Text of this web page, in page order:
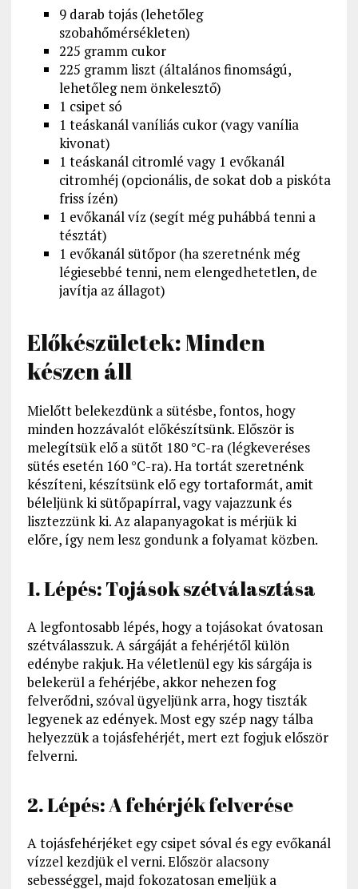
9 darab tojás (lehetőleg
szobahőmérsékleten)
225 gramm cukor
225 gramm liszt (általános finomságú,
lehetőleg nem önkelesztő)
1 csipet só
1 teáskanál vaníliás cukor (vagy vanília
kivonat)
1 teáskanál citromlé vagy 1 evőkanál
citromhéj (opcionális, de sokat dob a piskóta
friss ízén)
1 evőkanál víz (segít még puhábbá tenni a
tésztát)
1 evőkanál sütőpor (ha szeretnénk még
légiesebbé tenni, nem elengedhetetlen, de
javítja az állagot)
Előkészületek: Minden
készen áll
Mielőtt belekezdünk a sütésbe, fontos, hogy
minden hozzávalót előkészítsünk. Először is
melegítsük elő a sütőt 180 °C-ra (légkeveréses
sütés esetén 160 °C-ra). Ha tortát szeretnénk
készíteni, készítsünk elő egy tortaformát, amit
béleljünk ki sütőpapírral, vagy vajazzunk és
lisztezzünk ki. Az alapanyagokat is mérjük ki
előre, így nem lesz gondunk a folyamat közben.
1. Lépés: Tojások szétválasztása
A legfontosabb lépés, hogy a tojásokat óvatosan
szétválasszuk. A sárgáját a fehérjétől külön
edénybe rakjuk. Ha véletlenül egy kis sárgája is
belekerül a fehérjébe, akkor nehezen fog
felverődni, szóval ügyeljünk arra, hogy tiszták
legyenek az edények. Most egy szép nagy tálba
helyezzük a tojásfehérjét, mert ezt fogjuk először
felverni.
2. Lépés: A fehérjék felverése
A tojásfehérjéket egy csipet sóval és egy evőkanál
vízzel kezdjük el verni. Először alacsony
sebességgel, majd fokozatosan emeljük a